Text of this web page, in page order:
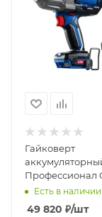
Гайковерт
Профессионал
42 3/4"
Есть в наличии:
49 820 ₽/шт